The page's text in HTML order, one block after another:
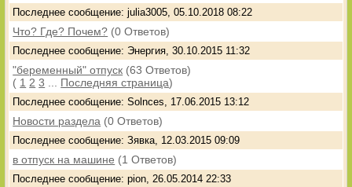
Последнее сообщение: julia3005, 05.10.2018 08:22
Что? Где? Почем? (0 Ответов)
Последнее сообщение: Энергия, 30.10.2015 11:32
"беременный" отпуск (63 Ответов)
( 1 2 3 Последняя страница)
Последнее сообщение: Solnces, 17.06.2015 13:12
Новости раздела (0 Ответов)
Последнее сообщение: Зявка, 12.03.2015 09:09
в отпуск на машине (1 Ответов)
Последнее сообщение: pion, 26.05.2014 22:33